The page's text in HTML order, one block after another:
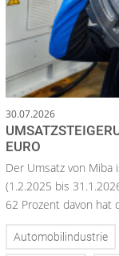
30.07.2026
EURO
Der Umsatz von Miba
(1.2.2025 bis
62 Prozent davon hat
Automobilindustrie